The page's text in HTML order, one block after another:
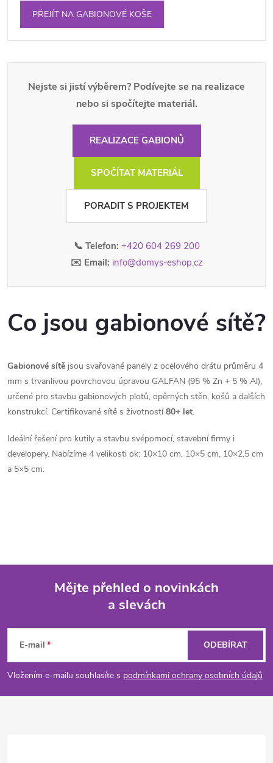
PŘEJÍT NA GABIONOVÉ KOŠE
Nejste si jistí výběrem? Podívejte se na realizace
nebo si spočítejte materiál.
REALIZACE GABIONŮ
SPOČÍTAT MATERIÁL
PORADIT S PROJEKTEM
📞 Telefon: +420 604 269 200
✉️ Email: info@domys-eshop.cz
Co jsou gabionové sítě?
Gabionové sítě jsou svařované panely z ocelového drátu průměru 4
mm s trvanlivou povrchovou úpravou GALFAN (95 % Zn + 5 % Al),
určené pro stavbu gabionových plotů, opěrných stěn, košů a dalších
konstrukcí. Certifikované sítě s životností80+ let.
Ideální řešení pro kutily a stavbu svépomocí, stavební firmy i
developery. Nabízíme 4 velikosti ok: 10×10 cm, 10×5 cm, 10×2,5 cm
a 5×5 cm.
p
Mějte přehled o novinkách
a slevách
E-mail
Vložením e-mailu souhlasíte s podmínkami ochrany osobních údajů
ODEBÍRAT